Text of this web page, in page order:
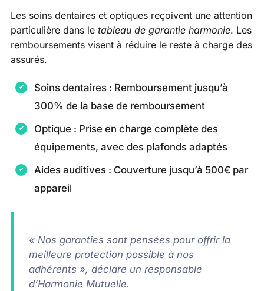
Les soins dentaires et optiques reçoivent une attention
particulière dans le tableau de garantie harmonie. Les
remboursements visent à réduire le reste à charge des
assurés.
Soins dentaires : Remboursement jusqu’à
300% de la base de remboursement
Optique : Prise en charge complète des
équipements, avec des plafonds adaptés
Aides auditives : Couverture jusqu’à 500€ par
appareil
« Nos garanties sont pensées pour offrir la
meilleure protection possible à nos
adhérents », déclare un responsable
d’Harmonie Mutuelle.